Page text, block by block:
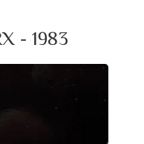
- 1983